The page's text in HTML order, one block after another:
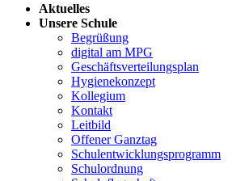
Aktuelles
Unsere Schule
Begrüßung
digital am MPG
Geschäftsverteilungsplan
Hygienekonzept
Kollegium
Kontakt
Leitbild
Offener Ganztag
Schulentwicklungsprogramm
Schulordnung